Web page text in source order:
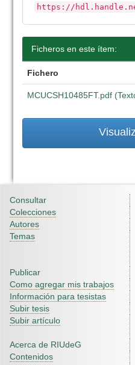
https://
Ficheros en este ítem:
Fichero
MCUCSH10485FT.pdf
Consultar
Colecciones
Autores
Temas
Publicar
Como agregar mis trabajos
Información para tesistas
Subir tesis
Subir artículo
Acerca de RIUdeG
Contenidos